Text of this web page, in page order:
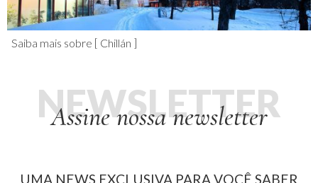
Saiba mais sobre [ Chillán ]
Assine nossa newsletter
NEWSLETTER
UMA NEWS EXCLUSIVA PARA VOCÊ SABER